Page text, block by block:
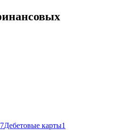
7Дебетовые карты1